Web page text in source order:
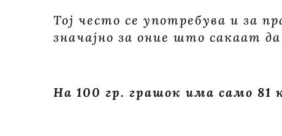
Тој често се употребува и за
значајно за оние што сакаат
На 100 гр. грашок има само 81